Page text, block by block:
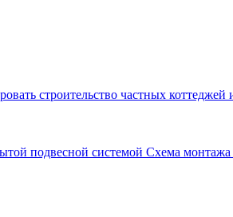
строительство частных коттеджей
подвесной системой Схема монтажа